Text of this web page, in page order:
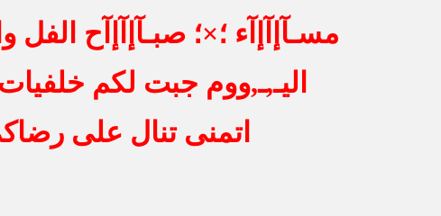
مسـآإآإآء ؛×؛ صبـآإآإآح الفل
اليـ,ـ,ووم جبت لكم
اتمنى تنال على